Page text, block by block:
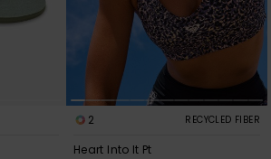
2 RECYCLED FIBER
Heart Into It Pt